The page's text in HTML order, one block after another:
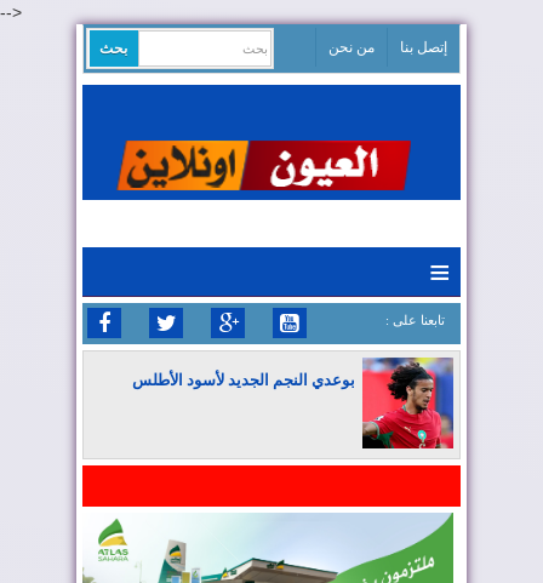
-->
إتصل بنا من نحن
≡
: تابعنا على
بوعدي النجم الجديد لأسود الأطلس